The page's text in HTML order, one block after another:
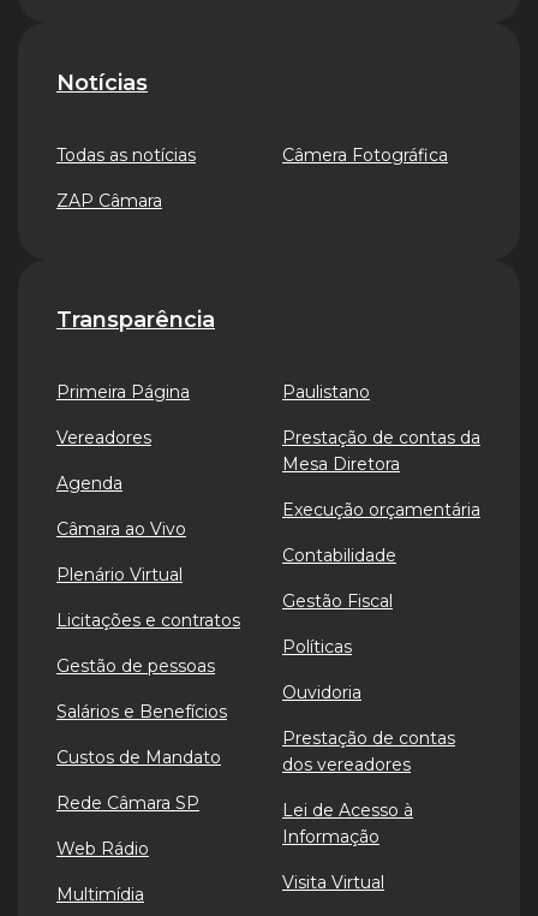
Notícias
Todas as notícias
ZAP Câmara
Câmera Fotográfica
Transparência
Primeira Página
Vereadores
Agenda
Câmara ao Vivo
Plenário Virtual
Licitações e contratos
Gestão de pessoas
Salários e Benefícios
Custos de Mandato
Rede Câmara SP
Web Rádio
Multimídia
Paulistano
Prestação de contas da
Mesa Diretora
Execução orçamentária
Contabilidade
Gestão Fiscal
Políticas
Ouvidoria
Prestação de contas
dos vereadores
Lei de Acesso à
Informação
Visita Virtual